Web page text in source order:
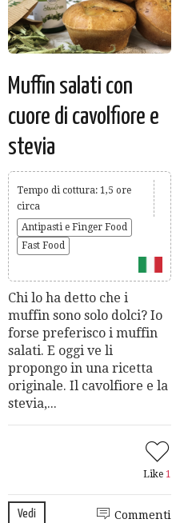
Muffin salati con
cuore di cavolfiore e
stevia
Tempo di cottura: 1,5 ore
circa
Antipasti e Finger Food
Fast Food
Chi lo ha detto che i
muffin sono solo dolci? Io
forse preferisco i muffin
salati. E oggi ve li
propongo in una ricetta
originale. Il cavolfiore e la
stevia,...
Like 1
Vedi Commenti